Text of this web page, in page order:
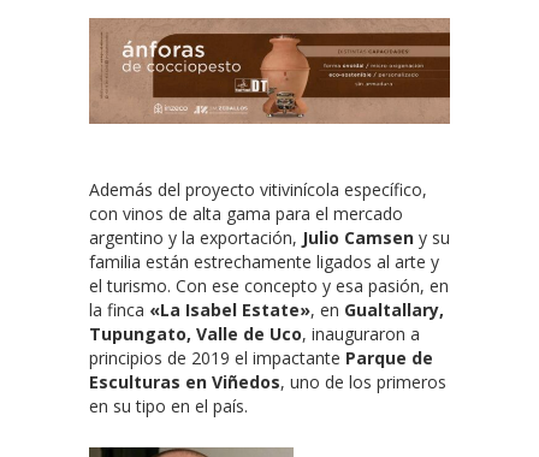
Además del proyecto vitivinícola específico,
con vinos de alta gama para el mercado
argentino y la exportación, Julio Camsen y su
familia están estrechamente ligados al arte y
el turismo. Con ese concepto y esa pasión, en
la finca «La Isabel Estate», en Gualtallary,
Tupungato, Valle de Uco, inauguraron a
principios de 2019 el impactante Parque de
Esculturas en Viñedos, uno de los primeros
en su tipo en el país.